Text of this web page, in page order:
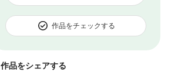
作品をチェックする
作品をシェアする